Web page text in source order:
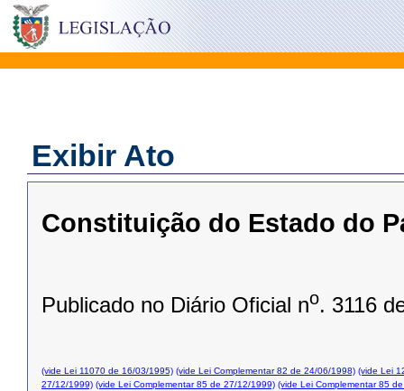
Exibir Ato
Constituição do Estado do
Publicado no Diário Oficial no. 3116
(vide Lei 11070 de 16/03/1995) (vide Lei Complementar 82 de 24/06/1998) (vide Lei
27/12/1999) (vide Lei Complementar 85 de 27/12/1999) (vide Lei Complementar 85